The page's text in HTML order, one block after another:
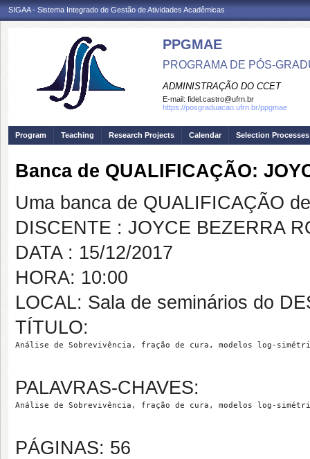
SIGAA - Sistema Integrado de Gestão de Atividades Acadêmicas
PPGMAE
PROGRAMA DE PÓS-
ADMINISTRAÇÃO DO CCET
E-mail: fidel.castro@ufrn.br
https://posgraduacao.ufrn.br/ppgmae
Program Teaching Research Projects Calendar Selection Processes
Banca de QUALIFICAÇÃO:
Uma banca de QUALIFICAÇÃO
DISCENTE : JOYCE BEZERRA
DATA : 15/12/2017
HORA: 10:00
LOCAL: Sala de seminários do
TÍTULO:
Análise de Sobrevivência , fração de cura , modelos log-
PALAVRAS-CHAVES:
Análise de Sobrevivência , fração de cura , modelos log-
PÁGINAS: 56